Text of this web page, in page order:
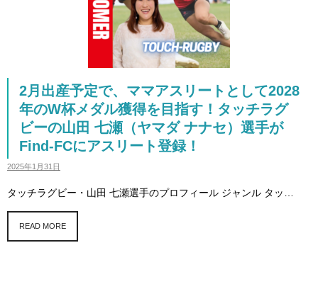
2月出産予定で、ママアスリートとして2028
年のW杯メダル獲得を目指す！タッチラグ
ビーの山田 七瀬（ヤマダ ナナセ）選手が
Find-FCにアスリート登録！
2025年1月31日
タッチラグビー・山田 七瀬選手のプロフィール ジャンル タッ…
READ MORE